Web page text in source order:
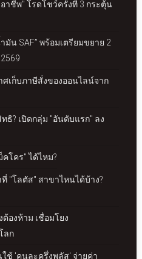
าชีพ" โรดโชว์ครั้งที่ 3 กระตุ้น
มัน SAF” พร้อมเตรียมขยาย 2
ศเก็บภาษีสั่งของออนไลน์จาก
ธิ? เปิดกลุ่ม "อันดับแรก" ลง
โคร" ได้ไหม?
"โลตัส" สาขาไหนได้บ้าง?
ต้องห้าม เชื่อมโยง
ลก
ช้ 'คนละครึ่งพลัส' จ่ายค่า